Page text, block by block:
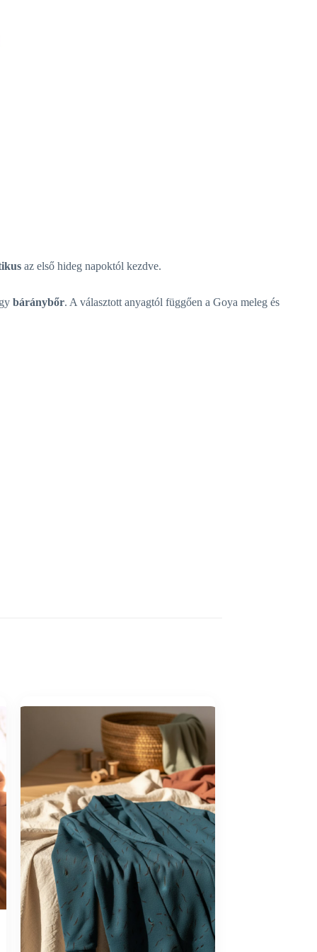
az első hideg napoktól kezdve.
báránybőr. A választott anyagtól függően a Goya meleg és